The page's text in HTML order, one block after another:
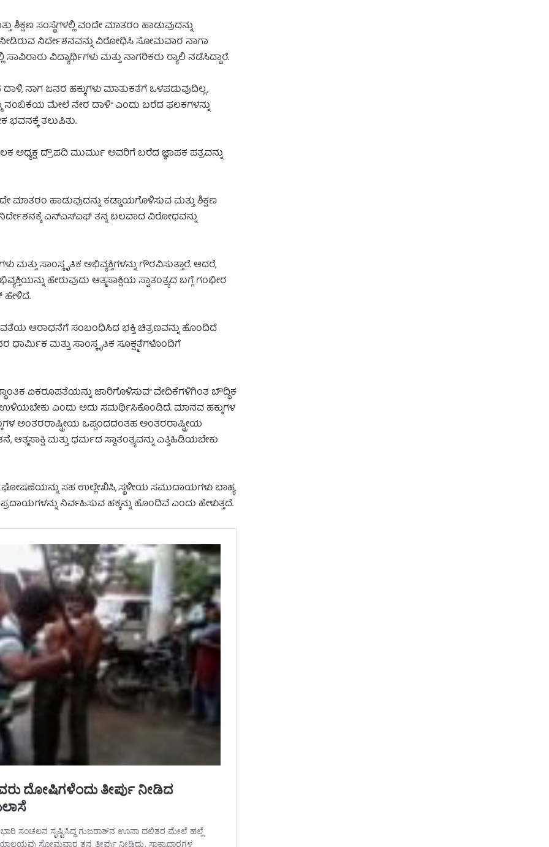
ಸಂಸ್ಥೆಗಳಲ್ಲಿ ವಂದೇ ಮಾತರಂ ಹಾಡುವುದನ್ನು
ನೀಡಿರುವ ನಿರ್ದೇಶನವನ್ನು ವಿರೋಧಿಸಿ ಸೋಮವಾರ ನಾಗಾ
ವಿದ್ಯಾರ್ಥಿಗಳು ಮತ್ತು ನಾಗರಿಕರು ರ‍್ಯಾಲಿ ನಡೆಸಿದ್ದಾರೆ.
ನಾಗ ಜನರ ಹಕ್ಕುಗಳು ಮಾತುಕತೆಗೆ ಒಳಪಡುವುದಿಲ್ಲ,
ನಂಬಿಕೆಯ ಮೇಲೆ ನೇರ ದಾಳಿ” ಎಂದು ಬರೆದ ಫಲಕಗಳನ್ನು
ತಲುಪಿತು.
ಅಧ್ಯಕ್ಷ ದ್ರೌಪದಿ ಮುರ್ಮು ಅವರಿಗೆ ಬರೆದ ಜ್ಞಾಪಕ ಪತ್ರವನ್ನು
ಹಾಡುವುದನ್ನು ಕಡ್ಡಾಯಗೊಳಿಸುವ ಮತ್ತು ಶಿಕ್ಷಣ
ಎನ್‌ಎಸ್‌ಎಫ್ ತನ್ನ ಬಲವಾದ ವಿರೋಧವನ್ನು
ಮತ್ತು ಸಾಂಸ್ಕೃತಿಕ ಅಭಿವ್ಯಕ್ತಿಗಳನ್ನು ಗೌರವಿಸುತ್ತಾರೆ. ಆದರೆ,
ಹೇರುವುದು ಆತ್ಮಸಾಕ್ಷಿಯ ಸ್ವಾತಂತ್ರ್ಯದ ಬಗ್ಗೆ ಗಂಭೀರ
ಆರಾಧನೆಗೆ ಸಂಬಂಧಿಸಿದ ಭಕ್ತಿ ಚಿತ್ರಣವನ್ನು ಹೊಂದಿದೆ
ಧಾರ್ಮಿಕ ಮತ್ತು ಸಾಂಸ್ಕೃತಿಕ ಸೂಕ್ಷ್ಮತೆಗಳೊಂದಿಗೆ
ಏಕರೂಪತೆಯನ್ನು ಜಾರಿಗೊಳಿಸುವ” ವೇದಿಕೆಗಳಿಗಿಂತ ಬೌದ್ಧಿಕ
ಉಳಿಯಬೇಕು ಎಂದು ಅದು ಸಮರ್ಥಿಸಿಕೊಂಡಿದೆ. ಮಾನವ ಹಕ್ಕುಗಳ
ಅಂತರರಾಷ್ಟ್ರೀಯ ಒಪ್ಪಂದದಂತಹ ಅಂತರರಾಷ್ಟ್ರೀಯ
ಮತ್ತು ಧರ್ಮದ ಸ್ವಾತಂತ್ರ್ಯವನ್ನು ಎತ್ತಿಹಿಡಿಯಬೇಕು
ಘೋಷಣೆಯನ್ನು ಸಹ ಉಲ್ಲೇಖಿಸಿ, ಸ್ಥಳೀಯ ಸಮುದಾಯಗಳು ಬಾಹ್ಯ
ನಿರ್ವಹಿಸುವ ಹಕ್ಕನ್ನು ಹೊಂದಿವೆ ಎಂದು ಹೇಳುತ್ತದೆ.